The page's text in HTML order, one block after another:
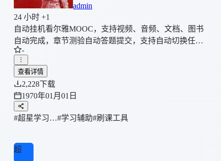
admin
24 小时 +1
自动挂机看尔雅MOOC，支持视频、音频、文档、图书
自动完成，章节测验自动答题提交，支持自动切换任务
点、挂机阅读时长、自动登录等，解除各类功能限制，
开放自定义参数
-
查看详情
2,228下载
1970年01月01日
#超星学习…#学习辅助#刷课工具
超